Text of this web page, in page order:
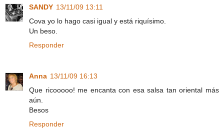
SANDY 13/11/09 13:11
Cova yo lo hago casi igual y está riquísimo.
Un beso.
Responder
Anna 13/11/09 16:13
Que ricooooo! me encanta con esa salsa tan oriental más
aún.
Besos
Responder